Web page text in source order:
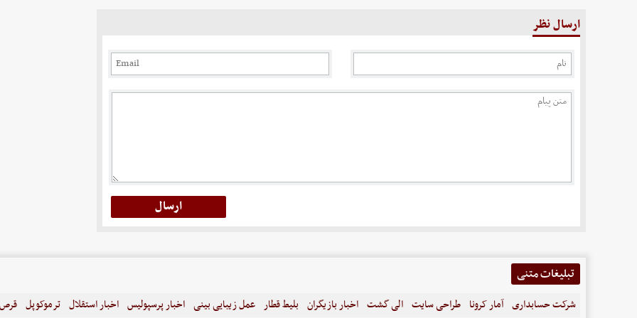
ارسال نظر
تبلیغات متنی
شرکت حسابداری آمار کرونا طراحی سایت الی گشت اخبار بازیگران بلیط قطار عمل زیبایی بینی اخبار پرسپولیس اخبار استقلال ترموکوپل قرص